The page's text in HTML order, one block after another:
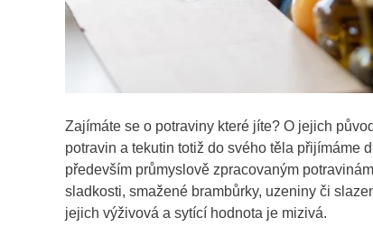
Zajímáte se o potraviny které jíte? O jejich
potravin a tekutin totiž do svého těla přijímáme
především průmyslově zpracovaným
sladkosti, smažené brambůrky, uzeniny či
jejich výživová a sytící hodnota je mizivá.